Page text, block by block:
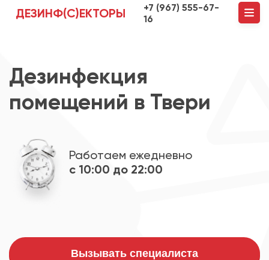
ДЕЗИНФ(С)ЕКТОРЫ
+7 (967) 555-67-
16
Дезинфекция
помещений в Твери
Работаем ежедневно
с 10:00 до 22:00
Вызывать специалиста